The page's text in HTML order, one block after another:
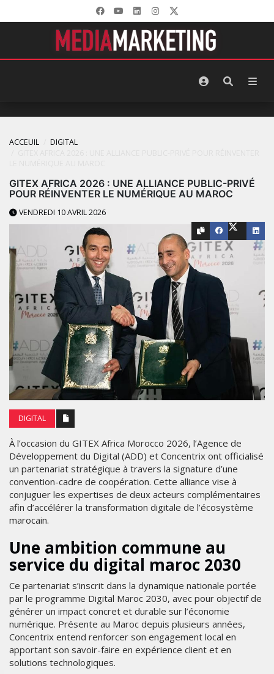
ACCEUIL
DIGITAL
GITEX AFRICA 2026 : UNE ALLIANCE PUBLIC-PRIVÉ
POUR RÉINVENTER LE NUMÉRIQUE AU MAROC
VENDREDI 10 AVRIL 2026
DIGITAL
À l’occasion du GITEX Africa Morocco 2026, l’Agence de
Développement du Digital (ADD) et Concentrix ont officialisé
un partenariat stratégique à travers la signature d’une
convention-cadre de coopération. Cette alliance vise à
conjuguer les expertises de deux acteurs complémentaires
afin d’accélérer la transformation digitale de l’écosystème
marocain.
Une ambition commune au
service du digital maroc 2030
Ce partenariat s’inscrit dans la dynamique nationale portée
par le programme Digital Maroc 2030, avec pour objectif de
générer un impact concret et durable sur l’économie
numérique. Présente au Maroc depuis plusieurs années,
Concentrix entend renforcer son engagement local en
apportant son savoir-faire en expérience client et en
solutions technologiques.